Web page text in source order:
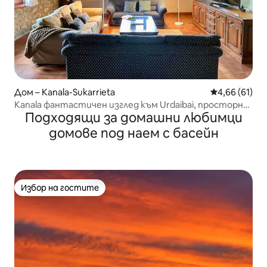
Дом – Kanala-Sukarrieta Средна
4,66 (61)
Kanala фантастичен изглед към Urdaibai, просторна
градина
Подходящи за домашни любимци
домове под наем с басейн
Избор на гостите
Избор на гостите